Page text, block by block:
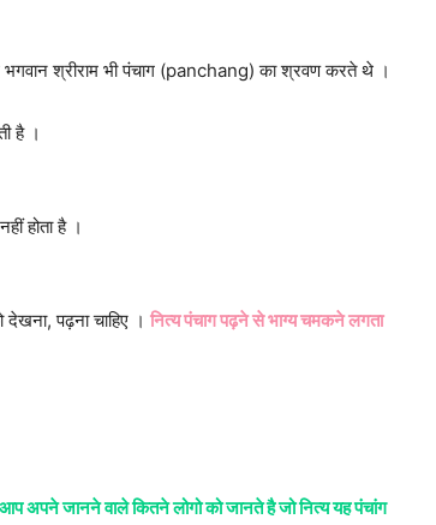
श्रीराम भी पंचाग (panchang) का श्रवण करते थे ।
है ।
होता है ।
पढ़ना चाहिए । नित्य पंचाग पढ़ने से भाग्य चमकने लगता
आप अपने जानने वाले कितने लोगो को जानते है जो नित्य यह पंचांग